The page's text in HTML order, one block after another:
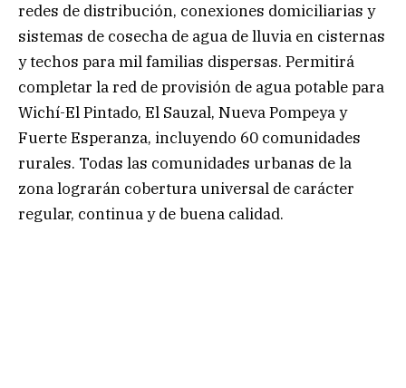
redes de distribución, conexiones domiciliarias y
sistemas de cosecha de agua de lluvia en cisternas
y techos para mil familias dispersas. Permitirá
completar la red de provisión de agua potable para
Wichí-El Pintado, El Sauzal, Nueva Pompeya y
Fuerte Esperanza, incluyendo 60 comunidades
rurales. Todas las comunidades urbanas de la
zona lograrán cobertura universal de carácter
regular, continua y de buena calidad.